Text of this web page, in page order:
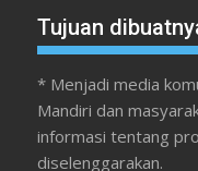
Tujuan
* Menjadi media
Mandiri dan
informasi tentang
diselenggarakan.